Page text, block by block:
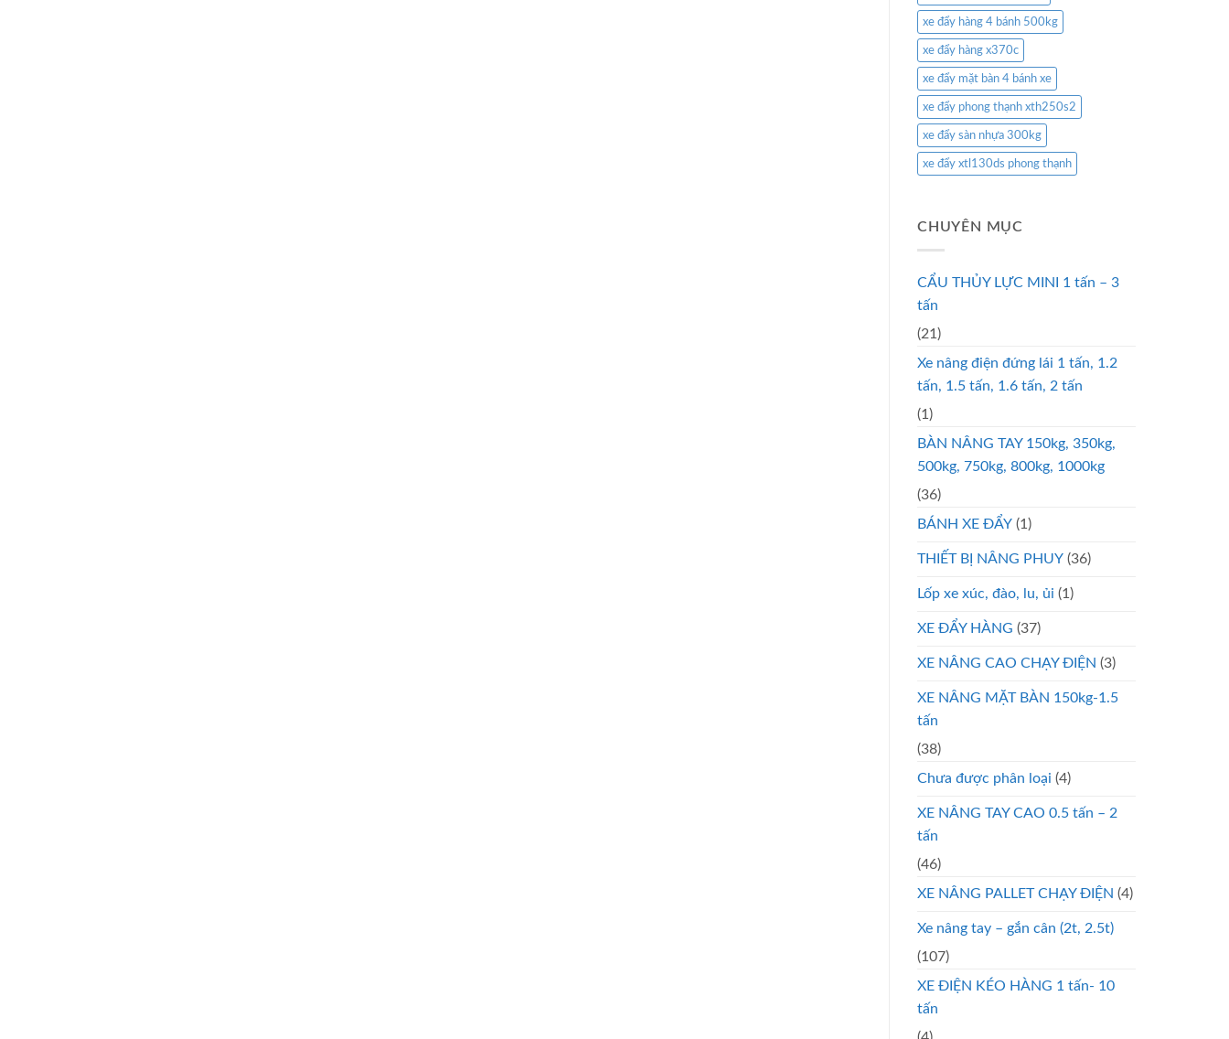
xe đẩy hàng 4 bánh 500kg
xe đẩy hàng x370c
xe đẩy mặt bàn 4 bánh xe
xe đẩy phong thạnh xth250s2
xe đẩy sàn nhựa 300kg
xe đẩy xtl130ds phong thạnh
CHUYÊN MỤC
CẨU THỦY LỰC MINI 1 tấn – 3
tấn
(21)
Xe nâng điện đứng lái 1 tấn, 1.2
tấn, 1.5 tấn, 1.6 tấn, 2 tấn
(1)
BÀN NÂNG TAY 150kg, 350kg,
500kg, 750kg, 800kg, 1000kg
(36)
BÁNH XE ĐẨY (1)
THIẾT BỊ NÂNG PHUY (36)
Lốp xe xúc, đào, lu, ủi (1)
XE ĐẨY HÀNG (37)
XE NÂNG CAO CHẠY ĐIỆN (3)
XE NÂNG MẶT BÀN 150kg-1.5
tấn
(38)
Chưa được phân loại (4)
XE NÂNG TAY CAO 0.5 tấn – 2
tấn
(46)
XE NÂNG PALLET CHẠY ĐIỆN (4)
Xe nâng tay – gắn cân (2t, 2.5t)
(107)
XE ĐIỆN KÉO HÀNG 1 tấn- 10
tấn